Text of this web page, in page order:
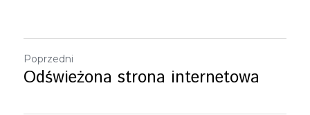
Poprzedni
Odświeżona strona internetowa